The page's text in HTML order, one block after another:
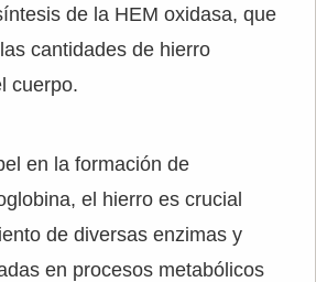
de la HEM oxidasa, que
cantidades de hierro
cuerpo.
en la formación de
el hierro es crucial
de diversas enzimas y
en procesos metabólicos